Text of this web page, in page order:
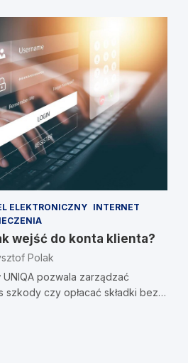
ELEKTRONICZNY INTERNET
wejść do konta klienta?
Polak
pozwala zarządzać
szkody czy opłacać składki bez…